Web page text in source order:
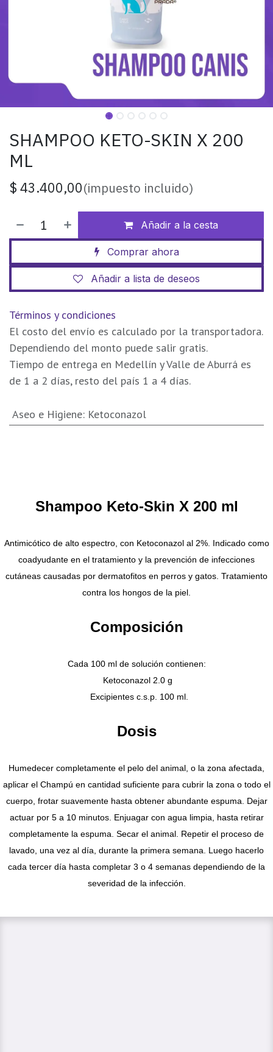
SHAMPOO KETO-SKIN X 200
ML
$ 43.400,00(impuesto incluido)
Añadir a la cesta
Comprar ahora
Añadir a lista de deseos
Términos y condiciones
El costo del envío es calculado por la transportadora.
Dependiendo del monto puede salir gratis.
Tiempo de entrega en Medellín y Valle de Aburrá es
de 1 a 2 días, resto del país 1 a 4 días.
Aseo e Higiene: Ketoconazol
Shampoo Keto-Skin X 200 ml
Antimicótico de alto espectro, con Ketoconazol al 2%. Indicado como
coadyudante en el tratamiento y la prevención de infecciones
cutáneas causadas por dermatofitos en perros y gatos. Tratamiento
contra los hongos de la piel.
Composición
Cada 100 ml de solución contienen:
Ketoconazol 2.0 g
Excipientes c.s.p. 100 ml.
Dosis
Humedecer completamente el pelo del animal, o la zona afectada,
aplicar el Champú en cantidad suficiente para cubrir la zona o todo el
cuerpo, frotar suavemente hasta obtener abundante espuma. Dejar
actuar por 5 a 10 minutos. Enjuagar con agua limpia, hasta retirar
completamente la espuma. Secar el animal. Repetir el proceso de
lavado, una vez al día, durante la primera semana. Luego hacerlo
cada tercer día hasta completar 3 o 4 semanas dependiendo de la
severidad de la infección.